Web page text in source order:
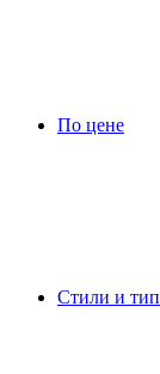
По цене
Стили и